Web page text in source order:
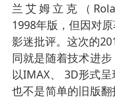
兰艾姆立克（
1998年版，但因对
影迷批评。这次的
同就是随着技术进
以IMAX、 3D形式
也不是简单的旧版